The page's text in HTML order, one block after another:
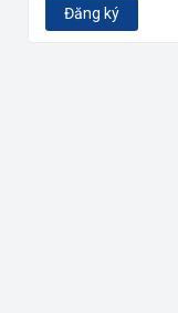
Đăng ký